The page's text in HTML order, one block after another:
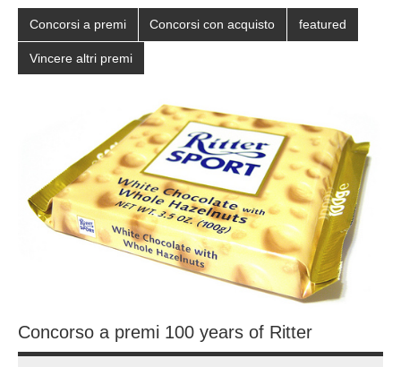
Concorsi a premi Concorsi con acquisto featured
Vincere altri premi
Concorso a premi 100 years of Ritter